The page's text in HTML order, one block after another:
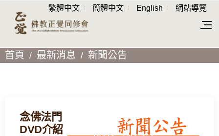
繁體中文 簡體中文 English 網站導覽
首頁 最新消息 新聞公告
念佛法門
DVD介紹